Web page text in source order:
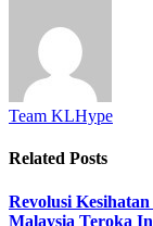
Team KLHype
Related Posts
Revolusi
Malaysia Teroka